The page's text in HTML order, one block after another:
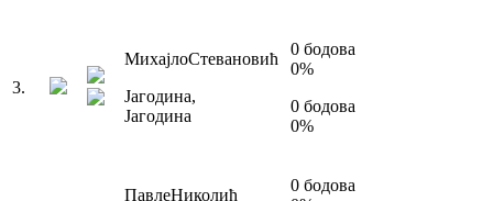
3.
МихајлоСтевановић
Јагодина,
Јагодина
0 бодова
0%
0 бодова
0%
ПавлеНиколић
0 бодова